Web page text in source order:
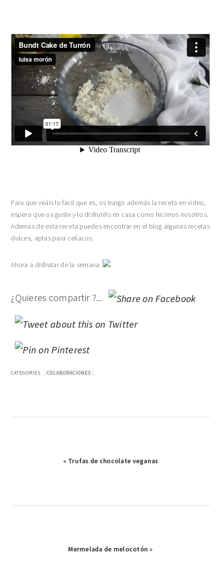
Para que veáis lo fácil que es, os traigo además la receta en vídeo,
espero que os guste y lo disfrutéis en casa como hicimos nosotros.
Además de esta receta puedes encontrar en el blog algunas recetas
dulces, aptas para celíacos.
Ahora a disfrutar de la semana.
¿Quieres compartir ?...
CATEGORIES: COLABORACIONES
Publicación
« Trufas de chocolate veganas
Publicación
Mermelada de melocotón »